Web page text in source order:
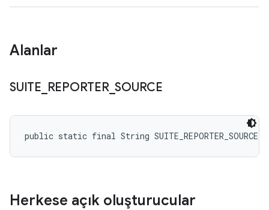
Alanlar
SUITE REPORTER_SOURCE
public static final String SUITE_REPORTER_SOURCE
Herkese açık oluşturucular